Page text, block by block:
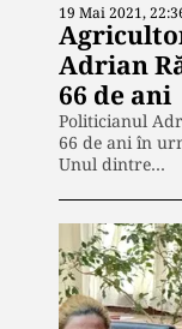
19 Mai 2021,
Adrian
66 de ani
Politicianul
66 de ani în
Unul dintre…